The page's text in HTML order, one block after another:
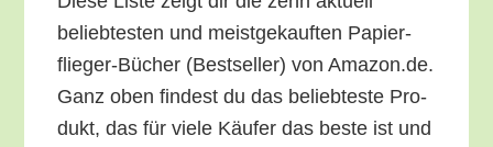
belieb­tes­ten und meist­ge­kauf­ten Papier­
flie­ger-Bücher (Best­sel­ler) von Amazon.de.
Ganz oben fin­dest du das belieb­tes­te Pro­
dukt, das für vie­le Käu­fer das bes­te ist und